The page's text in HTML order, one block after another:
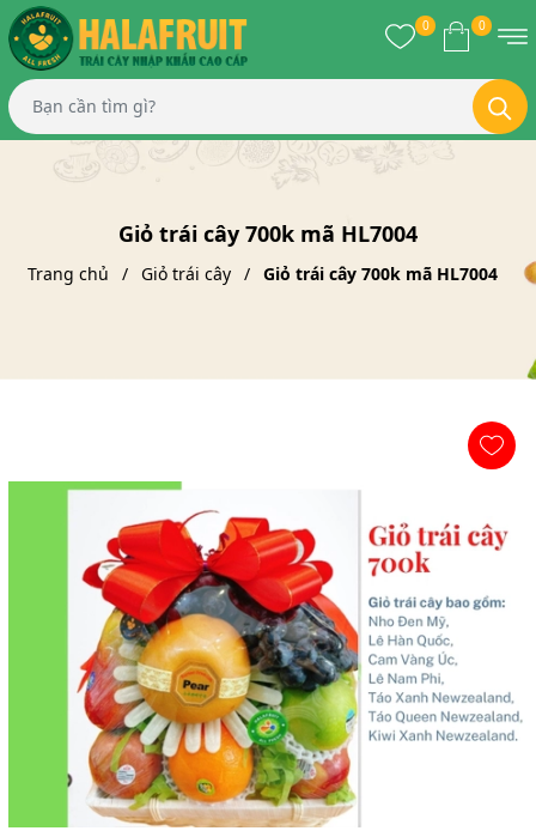
0 0
Giỏ trái cây 700k mã HL7004
Trang chủ Giỏ trái cây Giỏ trái cây 700k mã HL7004